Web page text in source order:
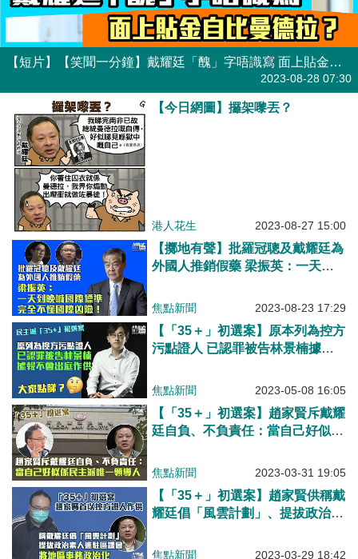
【短片】【笑聞一分鐘】戴耀廷「醜」字唔識寫 面上貼金自比曼德拉？
2023-08-28 07:30
【今日網圖】攞架嚟丟？
港人花生 2023-08-27 15:00
【擲地有聲】批羅冠聰及戴耀廷為
外國人推銷假藥 梁振英：一天到
焦點新聞 2023-08-23 17:29
【「35＋」初選案】原本列為控方
污點證人 已認罪被告林景楠據報
焦點新聞 2023-05-08 16:05
【「35＋」初選案】趙家賢斥戴耀
廷自負、不負責任：當自己好似係
焦點新聞 2023-03-31 19:05
【「35＋」初選案】趙家賢供稱戴
耀廷倡「風雲計劃」、提拔政治素
焦點新聞 2023-03-29 18:42